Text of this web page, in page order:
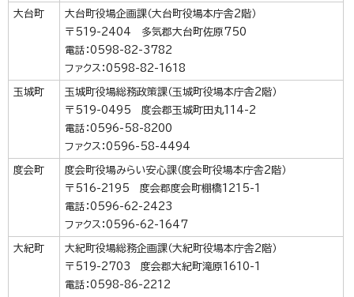
大台町
大台町役場企画課（大台町役場本庁舎2階）
〒519-2404 多気郡大台町佐原750
電話：0598-82-3782
ファクス：0598-82-1618
玉城町
玉城町役場総務政策課（玉城町役場本庁舎2階）
〒519-0495 度会郡玉城町田丸114-2
電話：0596-58-8200
ファクス：0596-58-4494
度会町
度会町役場みらい安心課（度会町役場本庁舎2階）
〒516-2195 度会郡度会町棚橋1215-1
電話：0596-62-2423
ファクス：0596-62-1647
大紀町
大紀町役場総務企画課（大紀町役場本庁舎2階）
〒519-2703 度会郡大紀町滝原1610-1
電話：0598-86-2212